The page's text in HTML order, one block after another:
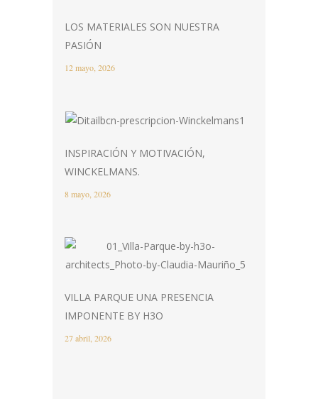
LOS MATERIALES SON NUESTRA
PASIÓN
12 mayo, 2026
INSPIRACIÓN Y MOTIVACIÓN,
WINCKELMANS.
8 mayo, 2026
VILLA PARQUE UNA PRESENCIA
IMPONENTE BY H3O
27 abril, 2026